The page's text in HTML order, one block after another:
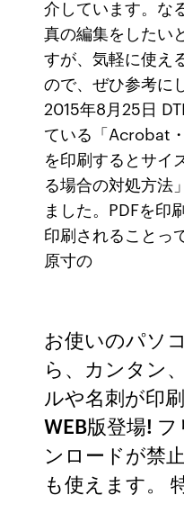
介しています。な
真の編集をしたい
すが、気軽に使え
ので、ぜひ参考に
2015年8月25日
ている「Acrobat
を印刷するとサイ
る場合の対処方法
ました。PDFを印
印刷されることっ
原寸の
お使いのパソ
ら、カンタン
ルや名刺が印
WEB版登場!
ンロードが禁
も使えます。